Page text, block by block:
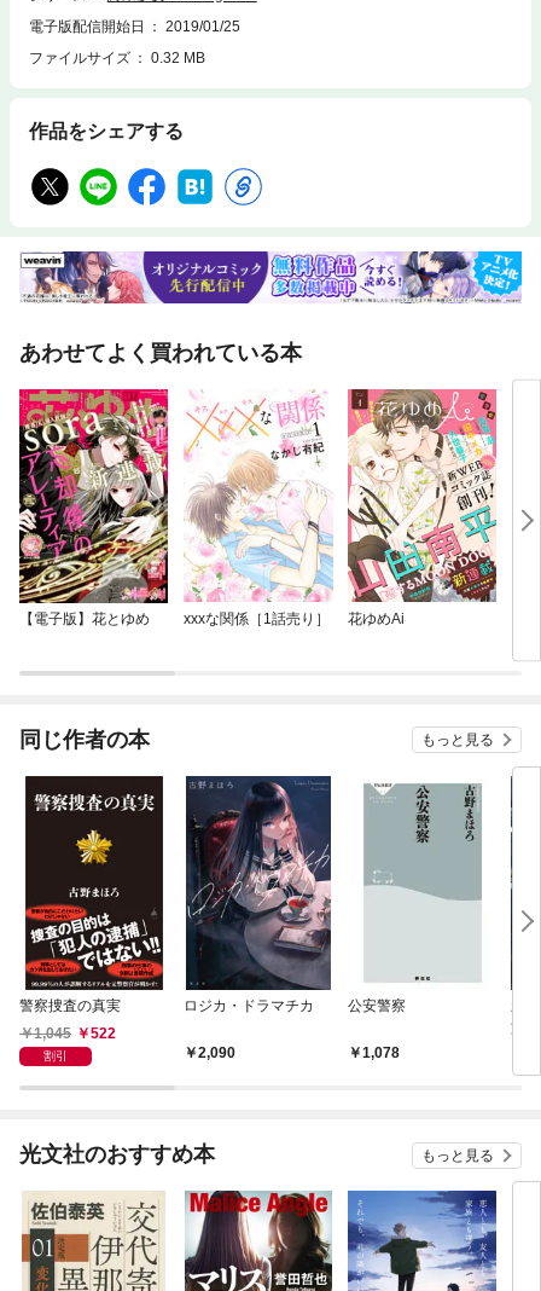
電子版配信開始日
2019/01/25
ファイルサイズ
0.32 MB
作品をシェアする
あわせてよく買われている本
【電子版】花とゆめ xxxな関係［1話売り］ 花ゆめAi
同じ作者の本 もっと見る
警察捜査の真実
1,045
522
割引
ロジカ・ドラマチカ
2,090
公安警察
1,078
新
文
光文社のおすすめ本 もっと見る